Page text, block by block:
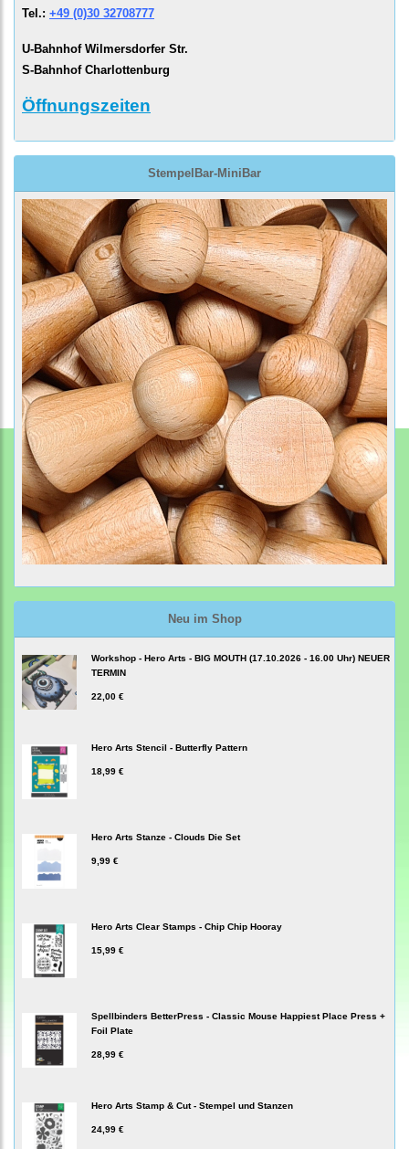
Tel.: +49 (0)30 32708777
U-Bahnhof Wilmersdorfer Str.
S-Bahnhof Charlottenburg
Öffnungszeiten
StempelBar-MiniBar
Neu im Shop
Workshop - Hero Arts - BIG MOUTH (17.10.2026 - 16.00 Uhr) NEUER
TERMIN
22,00 €
Hero Arts Stencil - Butterfly Pattern
18,99 €
Hero Arts Stanze - Clouds Die Set
9,99 €
Hero Arts Clear Stamps - Chip Chip Hooray
15,99 €
Spellbinders BetterPress - Classic Mouse Happiest Place Press +
Foil Plate
28,99 €
Hero Arts Stamp & Cut - Stempel und Stanzen
24,99 €